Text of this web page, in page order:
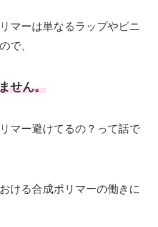
マーは単なるラップやビニ
で、
せん。
マー避けてるの？って話で
ける合成ポリマーの働きに